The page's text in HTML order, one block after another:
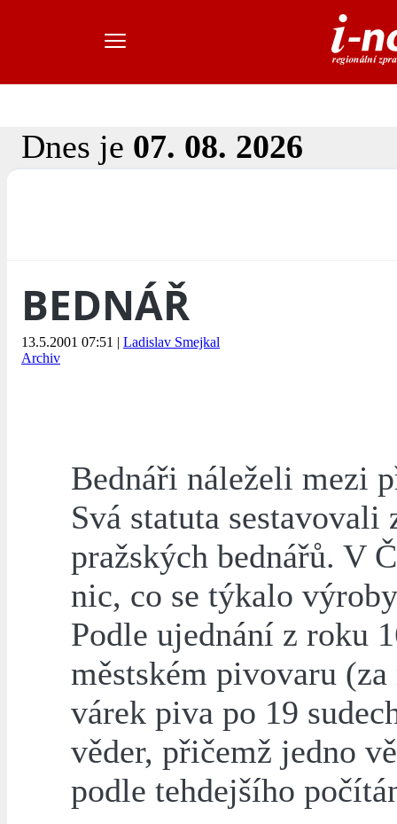
Dnes je 07. 08. 2026
BEDNÁŘ
13.5.2001 07:51 | Ladislav Smejkal
Archiv
Bednáři náleželi mezi
Svá statuta
pražských bednářů. V
nic, co se týkalo
Podle ujednání z roku
městském pivovaru
várek piva po 19
věder, přičemž jedno
podle tehdejšího